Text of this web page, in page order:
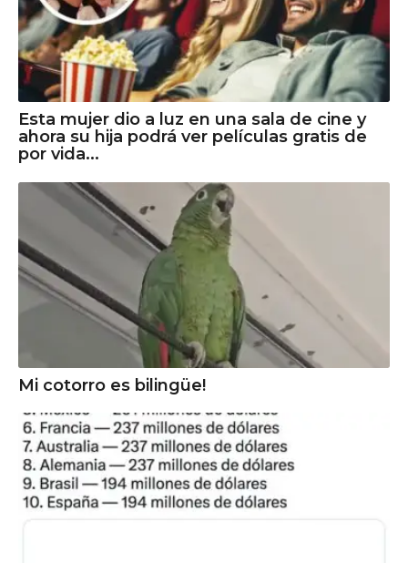
Esta mujer dio a luz en una sala de cine y
ahora su hija podrá ver películas gratis de
por vida...
Mi cotorro es bilingüe!